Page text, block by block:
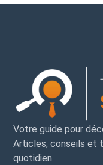
Votre guide pour
Articles, conseils et
quotidien.